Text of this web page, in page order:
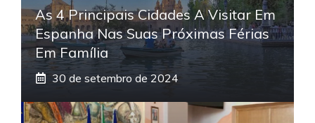
As 4 Principais Cidades A Visitar Em
Espanha Nas Suas Próximas Férias
Em Família
30 de setembro de 2024